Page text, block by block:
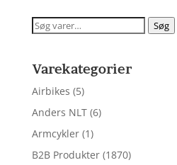
Søg
Søg
Varekategorier
Airbikes (5)
Anders NLT (6)
Armcykler (1)
B2B Produkter (1870)